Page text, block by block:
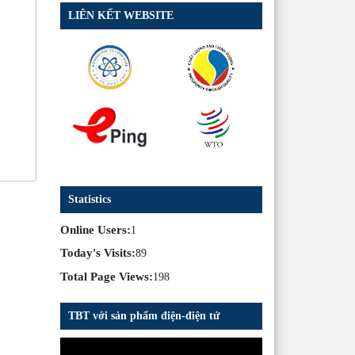
LIÊN KẾT WEBSITE
Statistics
Online Users:1
Today's Visits:89
Total Page Views:198
TBT với sản phẩm điện-điện tử